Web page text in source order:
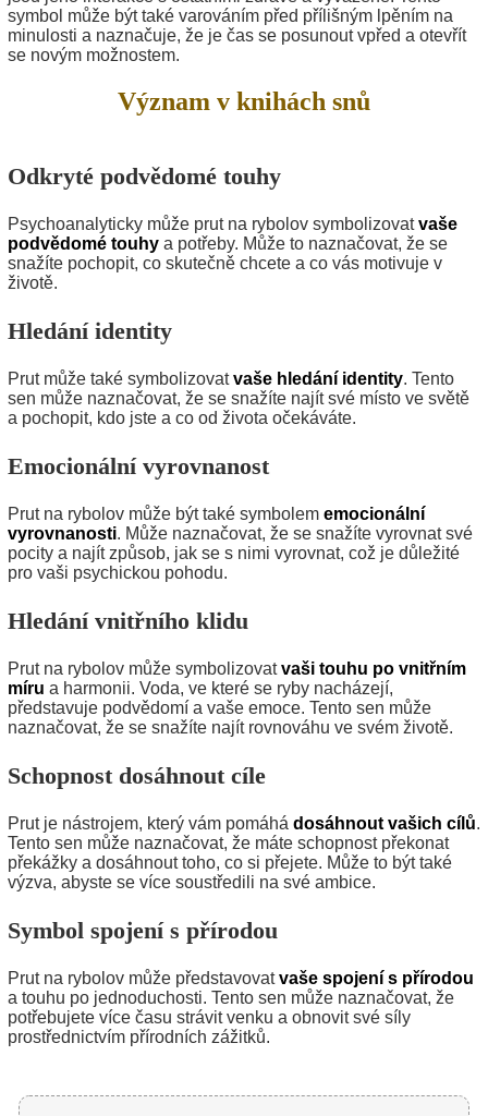
symbol může být také varováním před přílišným lpěním na
minulosti a naznačuje, že je čas se posunout vpřed a otevřít
se novým možnostem.
Význam v knihách snů
Odkryté podvědomé touhy
Psychoanalyticky může prut na rybolov symbolizovatvaše
podvědomé touhy a potřeby. Může to naznačovat, že se
snažíte pochopit, co skutečně chcete a co vás motivuje v
životě.
Hledání identity
Prut může také symbolizovatvaše hledání identity. Tento
sen může naznačovat, že se snažíte najít své místo ve světě
a pochopit, kdo jste a co od života očekáváte.
Emocionální vyrovnanost
Prut na rybolov může být také symbolem emocionální
vyrovnanosti. Může naznačovat, že se snažíte vyrovnat své
pocity a najít způsob, jak se s nimi vyrovnat, což je důležité
pro vaši psychickou pohodu.
Hledání vnitřního klidu
Prut na rybolov může symbolizovatvaši touhu po vnitřním
míru a harmonii. Voda, ve které se ryby nacházejí,
představuje podvědomí a vaše emoce. Tento sen může
naznačovat, že se snažíte najít rovnováhu ve svém životě.
Schopnost dosáhnout cíle
Prut je nástrojem, který vám pomáhá dosáhnout vašich cílů.
Tento sen může naznačovat, že máte schopnost překonat
překážky a dosáhnout toho, co si přejete. Může to být také
výzva, abyste se více soustředili na své ambice.
Symbol spojení s přírodou
Prut na rybolov může představovatvaše spojení s přírodou
a touhu po jednoduchosti. Tento sen může naznačovat, že
potřebujete více času strávit venku a obnovit své síly
prostřednictvím přírodních zážitků.